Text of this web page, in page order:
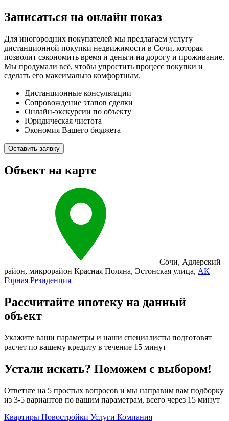
Записаться на онлайн показ
Для иногородних покупателей мы предлагаем услугу
дистанционной покупки недвижимости в Сочи, которая
позволит сэкономить время и деньги на дорогу и проживание.
Мы продумали всё, чтобы упростить процесс покупки и
сделать его максимально комфортным.
Дистанционные консультации
Сопровождение этапов сделки
Онлайн-экскурсии по объекту
Юридическая чистота
Экономия Вашего бюджета
Оставить заявку
Объект на карте
Сочи, Адлерский
район, микрорайон Красная Поляна, Эстонская улица, АК
Горная Резиденция
Рассчитайте ипотеку на данный
объект
Укажите ваши параметры и наши специалисты подготовят
расчет по вашему кредиту в течение 15 минут
Устали искать? Поможем с выбором!
Ответьте на 5 простых вопросов и мы направим вам подборку
из 3-5 вариантов по вашим параметрам, всего через 15 минут
Квартиры Новостройки Услуги Компания